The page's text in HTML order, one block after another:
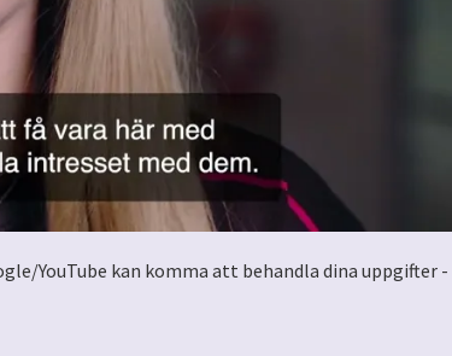
YouTube kan komma att behandla dina uppgifter -